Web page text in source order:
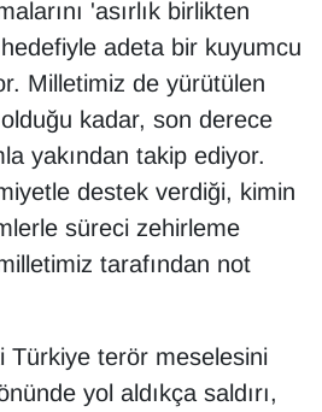
'asırlık birlikten
adeta bir kuyumcu
Milletimiz de yürütülen
kadar, son derece
yakından takip ediyor.
destek verdiği, kimin
süreci zehirleme
tarafından not
Türkiye terör meselesini
yol aldıkça saldırı,